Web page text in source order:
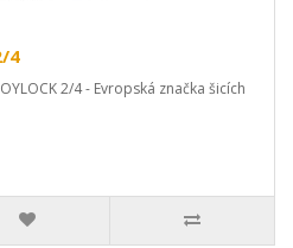
4
2/4 - Evropská značka šicích